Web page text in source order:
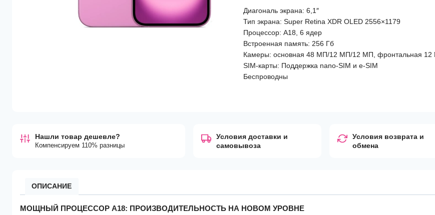
Диагональ экрана: 6,1″
Тип экрана: Super Retina XDR OLED 2556×1179
Процессор: A18, 6 ядер
Встроенная память: 256 Гб
Камеры: основная 48 МП/12 МП/12 МП, фронтальная
SIM-карты: Поддержка nano-SIM и e-SIM
Беспроводны
Нашли товар дешевле?
Компенсируем 110% разницы
Условия доставки и
самовывоза
Условия возврата и
обмена
ОПИСАНИЕ
МОЩНЫЙ ПРОЦЕССОР A18: ПРОИЗВОДИТЕЛЬНОСТЬ НА НОВОМ УРОВНЕ